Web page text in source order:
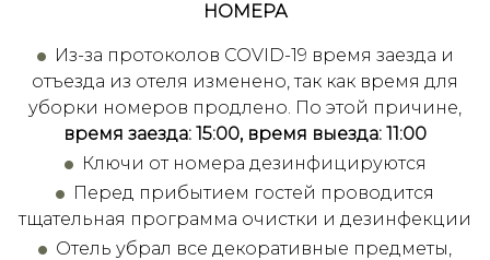
НОМЕРА
Из-за протоколов COVID-19 время заезда и
отъезда из отеля изменено, так как время для
уборки номеров продлено. По этой причине,
время заезда: 15:00, время выезда: 11:00
Ключи от номера дезинфицируются
Перед прибытием гостей проводится
тщательная программа очистки и дезинфекции
Отель убрал все декоративные предметы,